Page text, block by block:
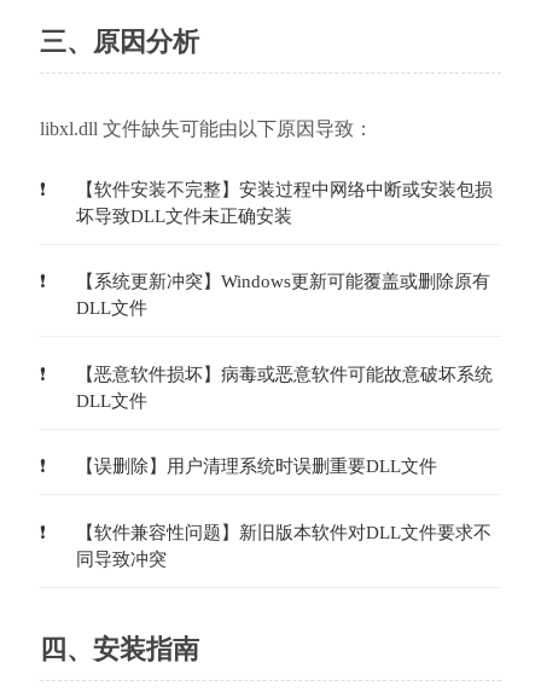
三、原因分析
libxl.dll 文件缺失可能由以下原因导致：
【软件安装不完整】安装过程中网络中断或安装包损
坏导致DLL文件未正确安装
【系统更新冲突】Windows更新可能覆盖或删除原有
DLL文件
【恶意软件损坏】病毒或恶意软件可能故意破坏系统
DLL文件
【误删除】用户清理系统时误删重要DLL文件
【软件兼容性问题】新旧版本软件对DLL文件要求不
同导致冲突
四、安装指南